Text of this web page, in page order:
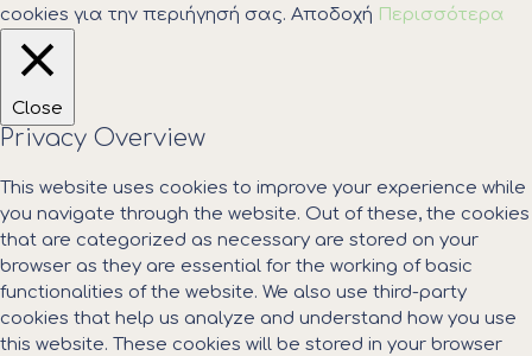
cookies για την περιήγησή σας. Αποδοχή Περισσότερα
Close
Privacy Overview
This website uses cookies to improve your experience while
you navigate through the website. Out of these, the cookies
that are categorized as necessary are stored on your
browser as they are essential for the working of basic
functionalities of the website. We also use third-party
cookies that help us analyze and understand how you use
this website. These cookies will be stored in your browser